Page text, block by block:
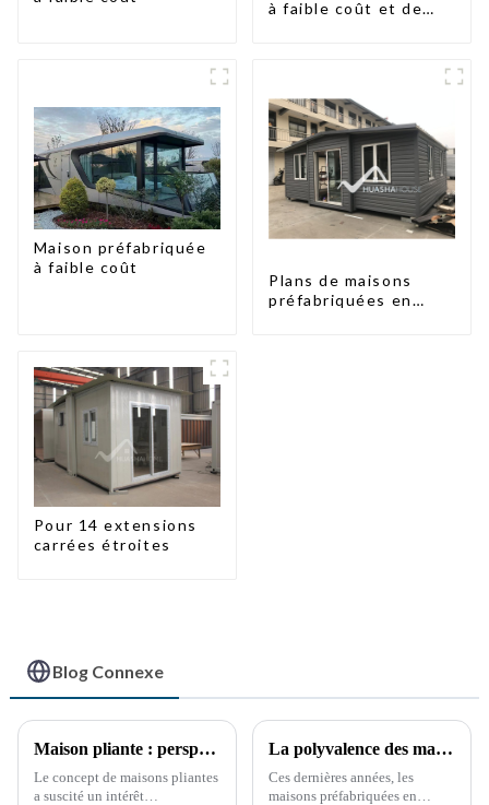
à faible coût et de
Maison préfabriquée
à faible coût
Plans de maisons
préfabriquées en
Pour 14 extensions
carrées étroites
Blog Connexe
Maison pliante : perspectives de développement futur
Le concept de maisons pliantes
a suscité un intérêt
La polyvalence des maisons conteneurs préfabriquées
Ces dernières années, les
maisons préfabriquées en